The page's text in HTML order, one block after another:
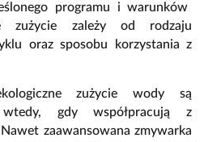
programu i warunków
zużycie zależy od rodzaju
oraz sposobu korzystania z
zużycie wody są
gdy współpracują z
Nawet zaawansowana zmywarka